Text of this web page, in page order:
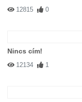
12815 0
Nincs cím!
12134 1